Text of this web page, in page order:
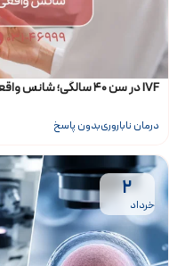
IVF در سن ۴۰ سالگی؛ شانس واقعی چقدر است و چه باید کرد؟
درمان ناباروریبدون پاسخ
۲
خرداد